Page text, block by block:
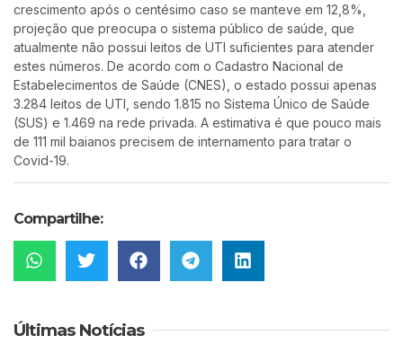
crescimento após o centésimo caso se manteve em 12,8%,
projeção que preocupa o sistema público de saúde, que
atualmente não possui leitos de UTI suficientes para atender
estes números. De acordo com o Cadastro Nacional de
Estabelecimentos de Saúde (CNES), o estado possui apenas
3.284 leitos de UTI, sendo 1.815 no Sistema Único de Saúde
(SUS) e 1.469 na rede privada. A estimativa é que pouco mais
de 111 mil baianos precisem de internamento para tratar o
Covid-19.
Compartilhe:
Últimas Notícias